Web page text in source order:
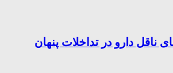
ناقل دارو در تداخلات پنهان